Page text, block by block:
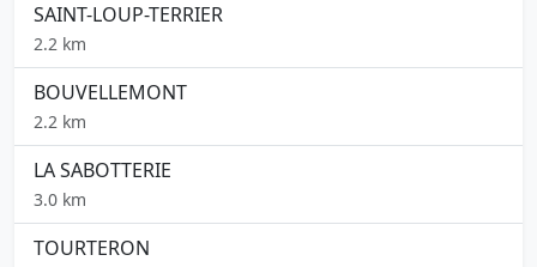
SAINT-LOUP-TERRIER
2.2 km
BOUVELLEMONT
2.2 km
LA SABOTTERIE
3.0 km
TOURTERON